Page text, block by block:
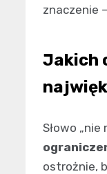
znaczenie
Jakich
Słowo
ostrożnie,